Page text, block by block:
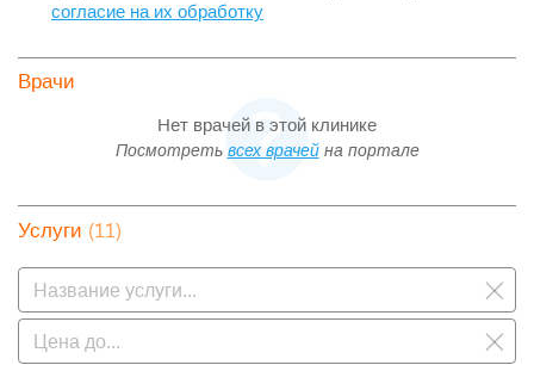
согласие на их обработку
Врачи
Нет врачей в этой клинике
Посмотреть всех врачейна портале
Услуги (11)